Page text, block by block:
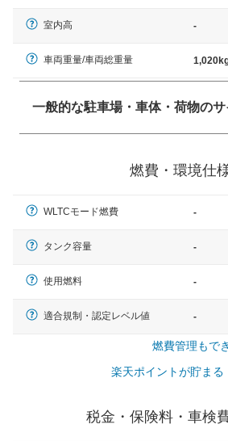
室内高 -
車両重量/車両総重量
一般的な駐車場・車体・荷物の
× 長さ 5,000mm 車路幅 5,000mmとい
燃費・環境仕
WLTCモード燃費 -
タンク容量 -
使用燃料 -
適合規制・認定レベル値 -
燃費管理もで
楽天ポイントが貯ま
税金・保険料・車検